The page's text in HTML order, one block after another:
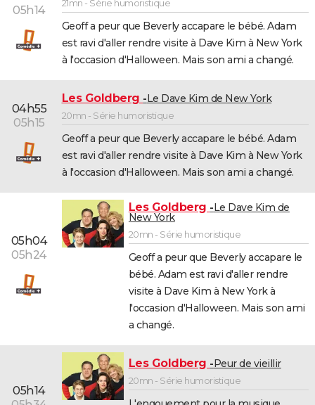
05h14
21mn - Série humoristique
Geoff a peur que Beverly accapare le bébé. Adam
est ravi d'aller rendre visite à Dave Kim à New York
à l'occasion d'Halloween. Mais son ami a changé.
04h55
05h15
Les Goldberg Le Dave Kim de New York
20mn - Série humoristique
Geoff a peur que Beverly accapare le bébé. Adam
est ravi d'aller rendre visite à Dave Kim à New York
à l'occasion d'Halloween. Mais son ami a changé.
05h04
05h24
Les Goldberg Le Dave Kim de
New York
20mn - Série humoristique
Geoff a peur que Beverly accapare le
bébé. Adam est ravi d'aller rendre
visite à Dave Kim à New York à
l'occasion d'Halloween. Mais son ami
a changé.
05h14
Les Goldberg Peur de vieillir
20mn - Série humoristique